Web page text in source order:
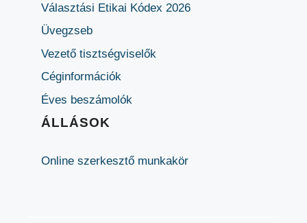
Választási Etikai Kódex 2026
Üvegzseb
Vezető tisztségviselők
Céginformációk
Éves beszámolók
ÁLLÁSOK
Online szerkesztő munkakör